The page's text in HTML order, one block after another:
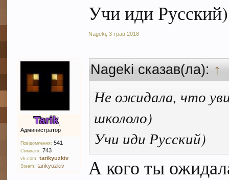
Учи иди Русский)
Nageki ,3 трав 2018
Tarik
Администратор
Повідомлення: 541
Симпатії: 743
vk.com: tarikyuzkiv
Steam: tarikyuzkiv
Nageki сказав(ла):↑
Не ожидала, что
школоло)
Учи иди Русский)
А кого ты